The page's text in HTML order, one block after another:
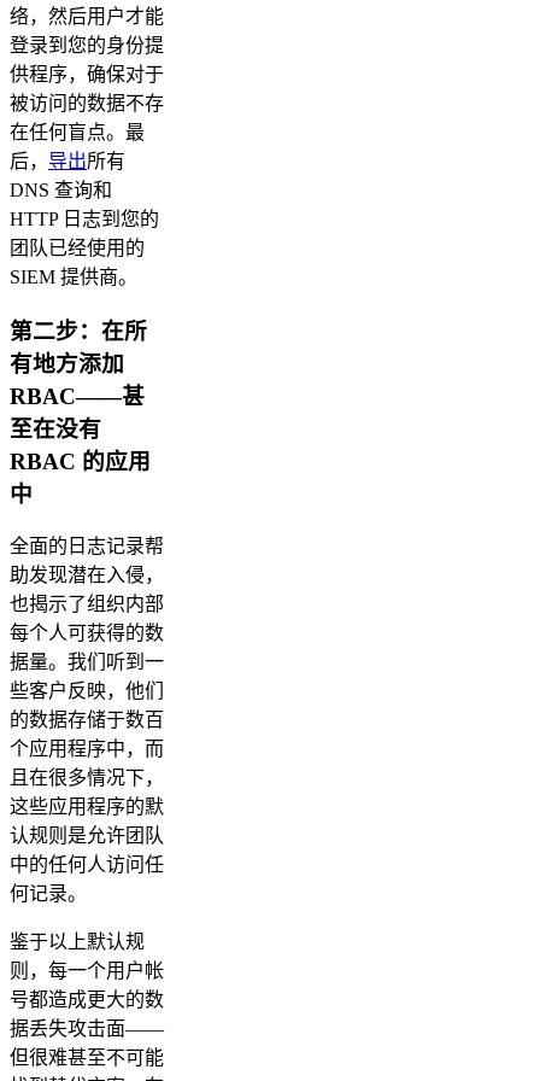
络，然后用户才能
登录到您的身份提
供程序，确保对于
被访问的数据不存
在任何盲点。最
后， 导出所有
DNS 查询和
HTTP 日志到您的
团队已经使用的
SIEM 提供商。
第二步：在所
有地方添加
RBAC——甚
至在没有
RBAC 的应用
中
全面的日志记录帮
助发现潜在入侵，
也揭示了组织内部
每个人可获得的数
据量。我们听到一
些客户反映，他们
的数据存储于数百
个应用程序中，而
且在很多情况下，
这些应用程序的默
认规则是允许团队
中的任何人访问任
何记录。
鉴于以上默认规
则，每一个用户帐
号都造成更大的数
据丢失攻击面——
但很难甚至不可能